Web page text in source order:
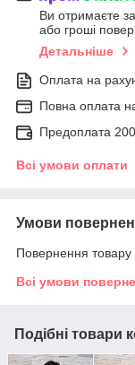
Ви отримаєте
або гроші
Детальніше
Оплата на
Повна оплата
Предоплата 200
Всі умови оплати
Умови
Повернення товару
Всі умови
Подібні товари